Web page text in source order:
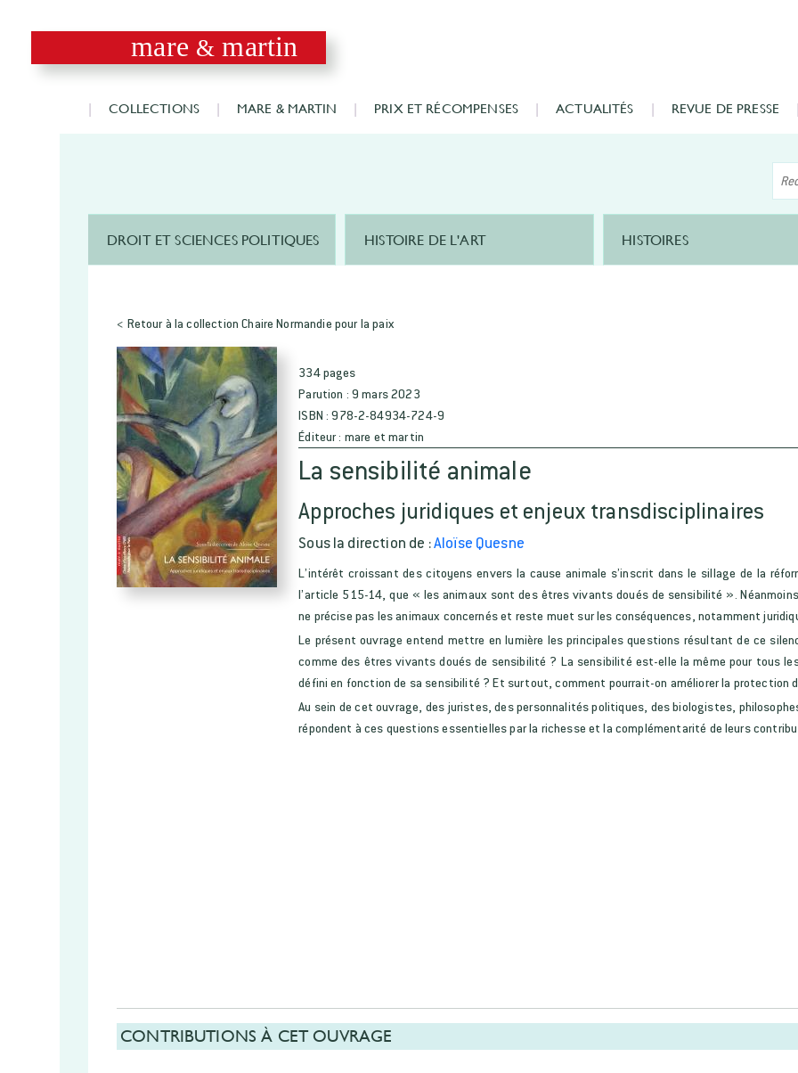
mare & martin
COLLECTIONS MARE & MARTIN PRIX ET RÉCOMPENSES ACTUALITÉS REVUE DE PRESSE
DROIT ET SCIENCES POLITIQUES HISTOIRE DE L'ART HISTOIRES
< Retour à la collection Chaire Normandie pour la paix
334 pages
Parution : 9 mars 2023
ISBN : 978-2-84934-724-9
Éditeur : mare et martin
La sensibilité animale
Approches juridiques et enjeux transdisciplinaires
Sous la direction de :Aloïse Quesne
L’intérêt croissant des citoyens envers la cause animale s’inscrit dans le sillage de la
l’article 515-14, que « les animaux sont des êtres vivants doués de sensibilité ».
ne précise pas les animaux concernés et reste muet sur les conséquences, notamment
Le présent ouvrage entend mettre en lumière les principales questions résultant de ce
comme des êtres vivants doués de sensibilité ? La sensibilité est-elle la même pour tous
défini en fonction de sa sensibilité ? Et surtout, comment pourrait-on améliorer la protection
Au sein de cet ouvrage, des juristes, des personnalités politiques, des biologistes,
répondent à ces questions essentielles par la richesse et la complémentarité de leurs
CONTRIBUTIONS À CET OUVRAGE